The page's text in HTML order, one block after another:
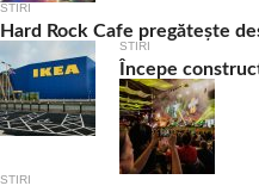
STIRI
Hard Rock Cafe pregătește
STIRI
Începe
STIRI